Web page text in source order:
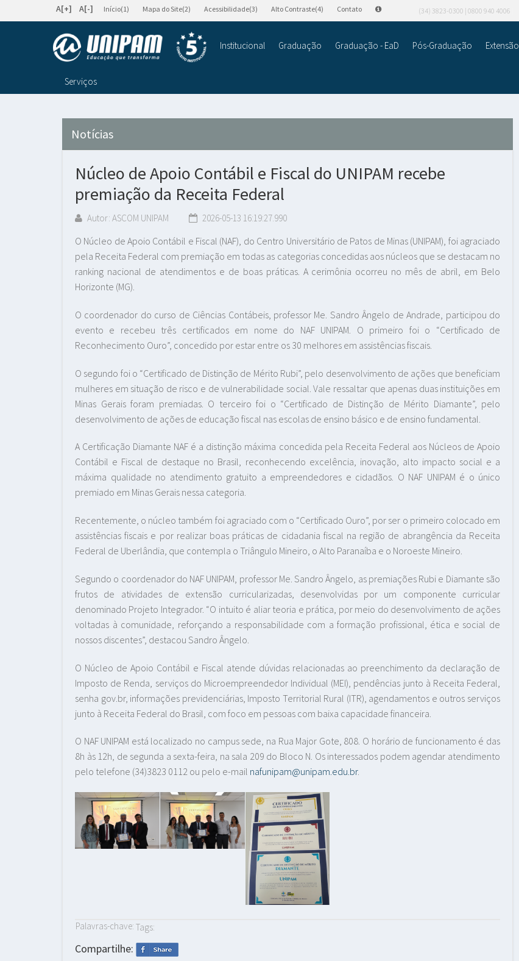
A[+] A[-] Início(1) Mapa do Site(2) Acessibilidade(3) Alto Contraste(4) Contato (34) 3823-0300 | 0800 940 4006
Institucional Graduação Graduação - EaD Pós-Graduação Extensão
Serviços
Notícias
Núcleo de Apoio Contábil e Fiscal do UNIPAM recebe
premiação da Receita Federal
Autor: ASCOM UNIPAM 2026-05-13 16:19:27.990
O Núcleo de Apoio Contábil e Fiscal (NAF), do Centro Universitário de Patos de Minas (UNIPAM), foi agraciado
pela Receita Federal com premiação em todas as categorias concedidas aos núcleos que se destacam no
ranking nacional de atendimentos e de boas práticas. A cerimônia ocorreu no mês de abril, em Belo
Horizonte (MG).
O coordenador do curso de Ciências Contábeis, professor Me. Sandro Ângelo de Andrade, participou do
evento e recebeu três certificados em nome do NAF UNIPAM. O primeiro foi o “Certificado de
Reconhecimento Ouro”, concedido por estar entre os 30 melhores em assistências fiscais.
O segundo foi o “Certificado de Distinção de Mérito Rubi”, pelo desenvolvimento de ações que beneficiam
mulheres em situação de risco e de vulnerabilidade social. Vale ressaltar que apenas duas instituições em
Minas Gerais foram premiadas. O terceiro foi o “Certificado de Distinção de Mérito Diamante”, pelo
desenvolvimento de ações de educação fiscal nas escolas de ensino básico e de ensino fundamental.
A Certificação Diamante NAF é a distinção máxima concedida pela Receita Federal aos Núcleos de Apoio
Contábil e Fiscal de destaque no Brasil, reconhecendo excelência, inovação, alto impacto social e a
máxima qualidade no atendimento gratuito a empreendedores e cidadãos. O NAF UNIPAM é o único
premiado em Minas Gerais nessa categoria.
Recentemente, o núcleo também foi agraciado com o “Certificado Ouro”, por ser o primeiro colocado em
assistências fiscais e por realizar boas práticas de cidadania fiscal na região de abrangência da Receita
Federal de Uberlândia, que contempla o Triângulo Mineiro, o Alto Paranaíba e o Noroeste Mineiro.
Segundo o coordenador do NAF UNIPAM, professor Me. Sandro Ângelo, as premiações Rubi e Diamante são
frutos de atividades de extensão curricularizadas, desenvolvidas por um componente curricular
denominado Projeto Integrador. “O intuito é aliar teoria e prática, por meio do desenvolvimento de ações
voltadas à comunidade, reforçando a responsabilidade com a formação profissional, ética e social de
nossos discentes”, destacou Sandro Ângelo.
O Núcleo de Apoio Contábil e Fiscal atende dúvidas relacionadas ao preenchimento da declaração de
Imposto de Renda, serviços do Microempreendedor Individual (MEI), pendências junto à Receita Federal,
senha gov.br, informações previdenciárias, Imposto Territorial Rural (ITR), agendamentos e outros serviços
junto à Receita Federal do Brasil, com foco em pessoas com baixa capacidade financeira.
O NAF UNIPAM está localizado no campus sede, na Rua Major Gote, 808. O horário de funcionamento é das
8h às 12h, de segunda a sexta-feira, na sala 209 do Bloco N. Os interessados podem agendar atendimento
pelo telefone (34)3823 0112 ou pelo e-mail nafunipam@unipam.edu.br.
Palavras-chave: Tags:
Compartilhe: